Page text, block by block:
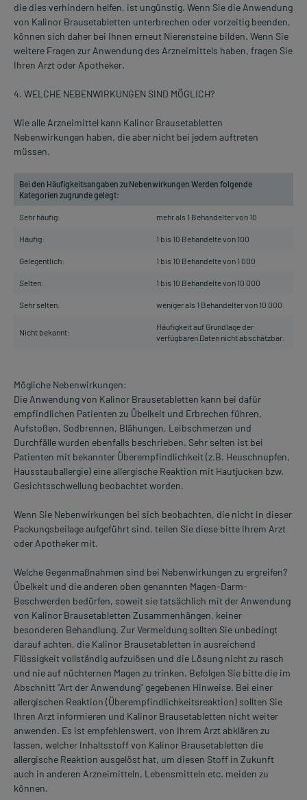
die dies verhindern helfen, ist ungünstig. Wenn Sie die Anwendung
von Kalinor Brausetabletten unterbrechen oder vorzeitig beenden,
können sich daher bei Ihnen erneut Nierensteine bilden. Wenn Sie
weitere Fragen zur Anwendung des Arzneimittels haben, fragen Sie
Ihren Arzt oder Apotheker.
4. WELCHE NEBENWIRKUNGEN SIND MÖGLICH?
Wie alle Arzneimittel kann Kalinor Brausetabletten
Nebenwirkungen haben, die aber nicht bei jedem auftreten
müssen.
Bei den Häufigkeitsangaben zu Nebenwirkungen Werden folgende
Kategorien zugrunde gelegt:
Sehr häufig: mehr als 1 Behandelter von 10
Häufig: 1 bis 10 Behandelte von 100
Gelegentlich: 1 bis 10 Behandelte von 1 000
Selten: 1 bis 10 Behandelte von 10 000
Sehr selten: weniger als 1 Behandelter von 10 000
Nicht bekannt:
Häufigkeit auf Grundlage der
verfügbaren Daten nicht abschätzbar.
Mögliche Nebenwirkungen:
Die Anwendung von Kalinor Brausetabletten kann bei dafür
empfindlichen Patienten zu Übelkeit und Erbrechen führen.
Aufstoßen, Sodbrennen, Blähungen, Leibschmerzen und
Durchfälle wurden ebenfalls beschrieben. Sehr selten ist bei
Patienten mit bekannter Überempfindlichkeit (z.B. Heuschnupfen,
Hausstauballergie) eine allergische Reaktion mit Hautjucken bzw.
Gesichtsschwellung beobachtet worden.
Wenn Sie Nebenwirkungen bei sich beobachten, die nicht in dieser
Packungsbeilage aufgeführt sind, teilen Sie diese bitte Ihrem Arzt
oder Apotheker mit.
Welche Gegenmaßnahmen sind bei Nebenwirkungen zu ergreifen?
Übelkeit und die anderen oben genannten Magen-Darm-
Beschwerden bedürfen, soweit sie tatsächlich mit der Anwendung
von Kalinor Brausetabletten Zusammenhängen, keiner
besonderen Behandlung. Zur Vermeidung sollten Sie unbedingt
darauf achten, die Kalinor Brausetabletten in ausreichend
Flüssigkeit vollständig aufzulösen und die Lösung nicht zu rasch
und nie auf nüchternen Magen zu trinken. Befolgen Sie bitte die im
Abschnitt "Art der Anwendung" gegebenen Hinweise. Bei einer
allergischen Reaktion (Überempfindlichkeitsreaktion) sollten Sie
Ihren Arzt informieren und Kalinor Brausetabletten nicht weiter
anwenden. Es ist empfehlenswert, von Ihrem Arzt abklären zu
lassen, welcher Inhaltsstoff von Kalinor Brausetabletten die
allergische Reaktion ausgelöst hat, um diesen Stoff in Zukunft
auch in anderen Arzneimitteln, Lebensmitteln etc. meiden zu
können.